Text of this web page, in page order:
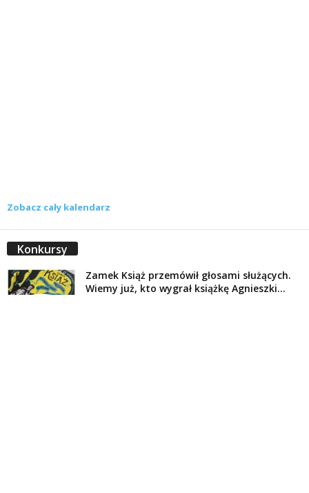
Zobacz cały kalendarz
Konkursy
Zamek Książ przemówił głosami służących.
Wiemy już, kto wygrał książkę Agnieszki...